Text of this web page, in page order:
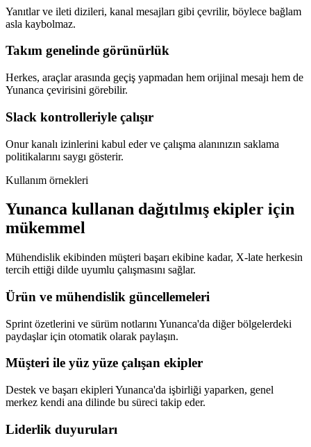
Yanıtlar ve ileti dizileri, kanal mesajları gibi çevrilir, böylece bağlam
asla kaybolmaz.
Takım genelinde görünürlük
Herkes, araçlar arasında geçiş yapmadan hem orijinal mesajı hem de
Yunanca çevirisini görebilir.
Slack kontrolleriyle çalışır
Onur kanalı izinlerini kabul eder ve çalışma alanınızın saklama
politikalarını saygı gösterir.
Kullanım örnekleri
Yunanca kullanan dağıtılmış ekipler için
mükemmel
Mühendislik ekibinden müşteri başarı ekibine kadar, X-late herkesin
tercih ettiği dilde uyumlu çalışmasını sağlar.
Ürün ve mühendislik güncellemeleri
Sprint özetlerini ve sürüm notlarını Yunanca'da diğer bölgelerdeki
paydaşlar için otomatik olarak paylaşın.
Müşteri ile yüz yüze çalışan ekipler
Destek ve başarı ekipleri Yunanca'da işbirliği yaparken, genel
merkez kendi ana dilinde bu süreci takip eder.
Liderlik duyuruları